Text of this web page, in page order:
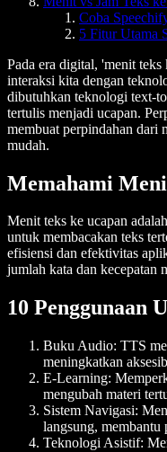
Coba
5 Fitur Utama
Pada era digital, 'menit
interaksi kita dengan
dibutuhkan teknologi text-
tertulis menjadi ucapan.
membuat perpindahan dari
mudah.
Memahami
Menit teks ke ucapan
untuk membacakan teks
efisiensi dan efektivitas
jumlah kata dan kecepatan
10 Penggunaan
Buku Audio: TTS
meningkatkan
E-Learning:
mengubah materi
Sistem Navigasi:
langsung, membantu
Teknologi Asistif: